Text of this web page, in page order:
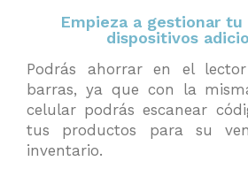
Empieza a gestionar tu
dispositivos
Podrás ahorrar en el
barras, ya que con la
celular podrás escanear
tus productos para su
inventario.